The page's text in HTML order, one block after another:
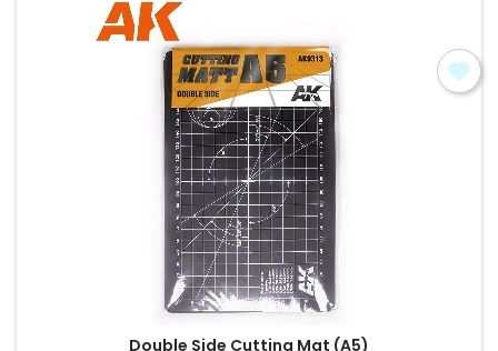
Double Side Cutting Mat (A5)